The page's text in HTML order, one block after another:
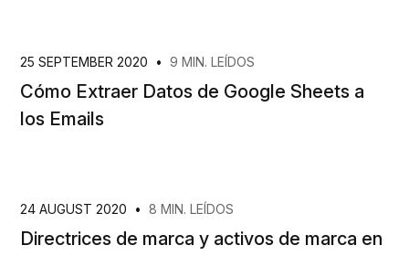
25 SEPTEMBER 2020 • 9 MIN. LEÍDOS
Cómo Extraer Datos de Google Sheets a
los Emails
24 AUGUST 2020 • 8 MIN. LEÍDOS
Directrices de marca y activos de marca en